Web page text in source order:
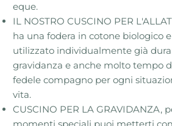
eque.
IL NOSTRO CUSCINO PER
ha una fodera in cotone biologico
utilizzato individualmente già
gravidanza e anche molto tempo
fedele compagno per ogni
vita.
CUSCINO PER LA GRAVIDANZA,